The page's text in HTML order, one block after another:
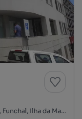
Beco Ribeirinho, Funchal (Santa Luzia), Funchal, Ilha da Madeira